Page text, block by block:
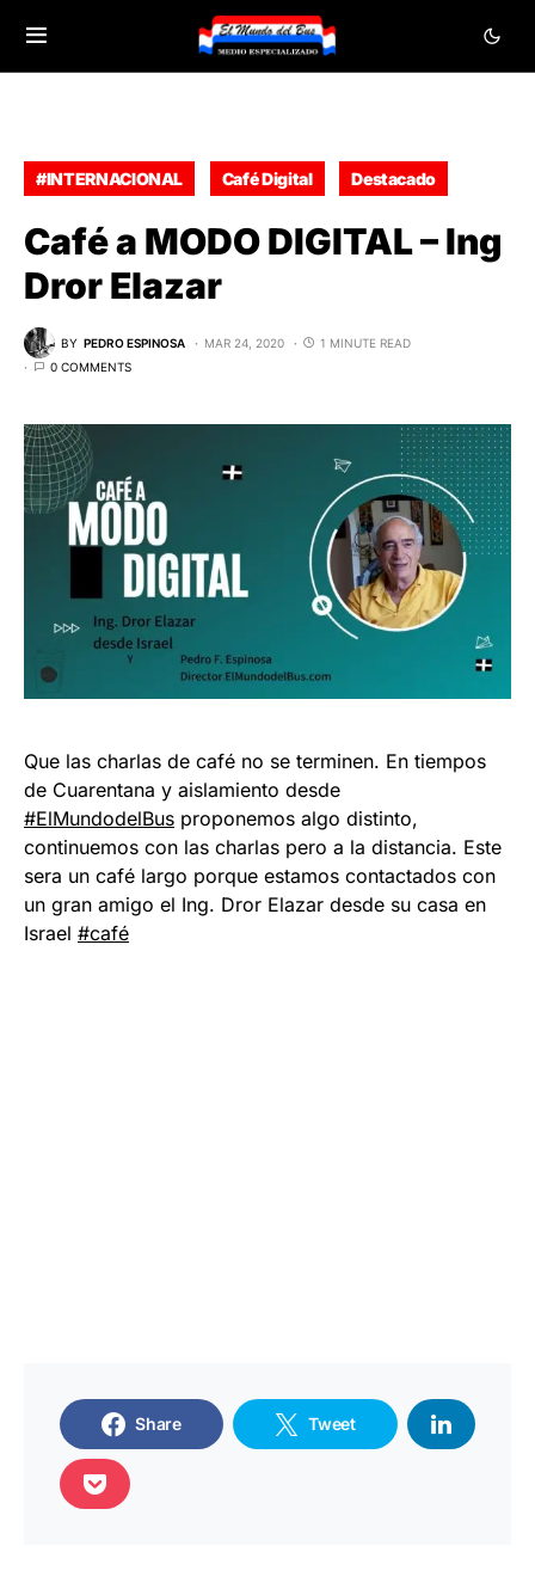
#INTERNACIONAL Café Digital Destacado
Café a MODO DIGITAL – Ing
Dror Elazar
BY PEDRO ESPINOSA MAR 24, 2020
1 MINUTE READ
0 COMMENTS
Que las charlas de café no se terminen. En tiempos
de Cuarentana y aislamiento desde
#ElMundodelBus proponemos algo distinto,
continuemos con las charlas pero a la distancia. Este
sera un café largo porque estamos contactados con
un gran amigo el Ing. Dror Elazar desde su casa en
Israel #café
Share Tweet